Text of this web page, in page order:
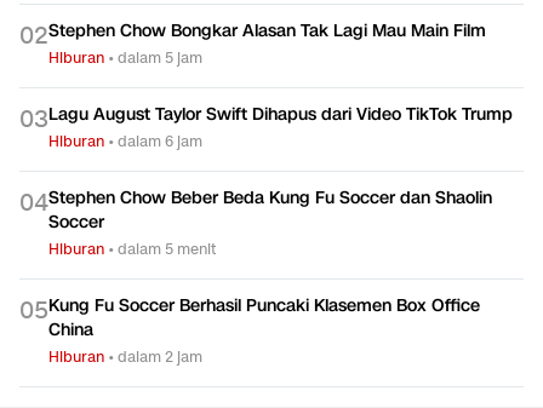
02Stephen Chow Bongkar Alasan Tak Lagi Mau Main Film
Hiburan •dalam 5 jam
03Lagu August Taylor Swift Dihapus dari Video TikTok Trump
Hiburan •dalam 6 jam
04Stephen Chow Beber Beda Kung Fu Soccer dan Shaolin
Soccer
Hiburan •dalam 5 menit
05Kung Fu Soccer Berhasil Puncaki Klasemen Box Office
China
Hiburan •dalam 2 jam